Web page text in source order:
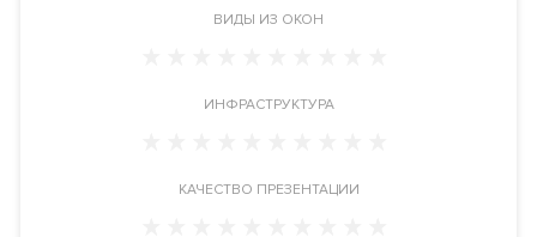
бассейном, хот-табом, сауной и хаммамом. В отдельные
ВИДЫ ИЗ ОКОН
ИНФРАСТРУКТУРА
КАЧЕСТВО ПРЕЗЕНТАЦИИ